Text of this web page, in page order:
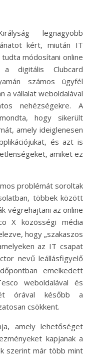
kért, miután IT
módosítani online
digitális Clubcard
számos ügyfél
a vállalat weboldalával
nehézségekre. A
hogy sikerült
amely ideiglenesen
és azt is
amiket ez
problémát soroltak
többek között
végrehajtani az online
X közösségi média
hogy „szakaszos
az IT csapat
nevű leállásfigyelő
emelkedett
weboldalával és
órával később a
csökkent.
amely lehetőséget
kapjanak a
szerint már több mint